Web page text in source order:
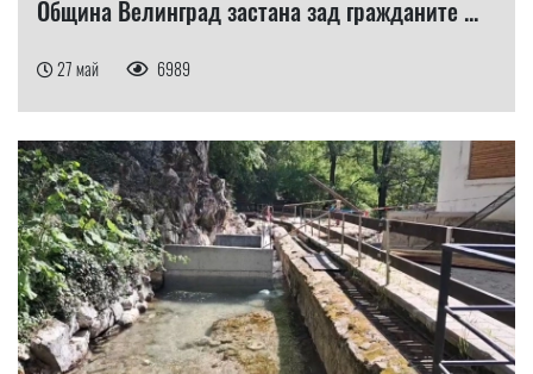
Община Велинград застана зад гражданите ...
27 май 6989